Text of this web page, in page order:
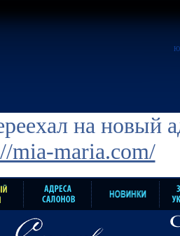
на новый
mia-maria.com/